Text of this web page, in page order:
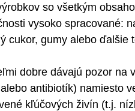
so všetkým
vysoko spracované:
cukor, gumy alebo ďalšie
dobre dávajú pozor na
antibiotík) namiesto
kľúčových živín (t.j.